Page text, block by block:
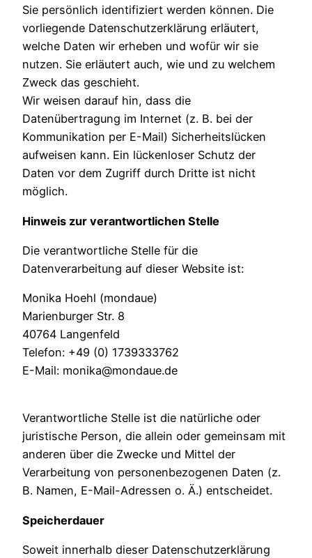
Sie persönlich identifiziert werden können. Die
vorliegende Datenschutzerklärung erläutert,
welche Daten wir erheben und wofür wir sie
nutzen. Sie erläutert auch, wie und zu welchem
Zweck das geschieht.
Wir weisen darauf hin, dass die
Datenübertragung im Internet (z. B. bei der
Kommunikation per E-Mail) Sicherheitslücken
aufweisen kann. Ein lückenloser Schutz der
Daten vor dem Zugriff durch Dritte ist nicht
möglich.
Hinweis zur verantwortlichen Stelle
Die verantwortliche Stelle für die
Datenverarbeitung auf dieser Website ist:
Monika Hoehl (mondaue)
Marienburger Str. 8
40764 Langenfeld
Telefon: +49 (0) 1739333762
E-Mail: monika@mondaue.de
Verantwortliche Stelle ist die natürliche oder
juristische Person, die allein oder gemeinsam mit
anderen über die Zwecke und Mittel der
Verarbeitung von personenbezogenen Daten (z.
B. Namen, E-Mail-Adressen o. Ä.) entscheidet.
Speicherdauer
Soweit innerhalb dieser Datenschutzerklärung